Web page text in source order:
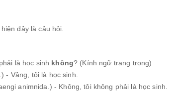
đây là câu hỏi.
là học sinh không? (Kính ngữ trang trọng)
- Vâng, tôi là học sinh.
animnida.) - Không, tôi không phải là học sinh.